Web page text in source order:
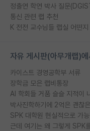
정출연 학연 박사 질문
통신 관련 랩 추천
K 전전 교수님들 랩실 어떤
자유 게시판(아무개랩)
카이스트 경영공학부 서류
장학금 모은 랩비통장
AI 학회들 거품 슬슬 지적이
SPK 대학원 현실적으로 가
근데 여기는 왜 그렇게 SPK